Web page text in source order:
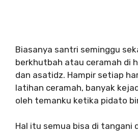
Biasanya santri seminggu
berkhutbah atau ceramah di
dan asatidz. Hampir setiap
latihan ceramah, banyak
oleh temanku ketika pidato
Hal itu semua bisa di tangani